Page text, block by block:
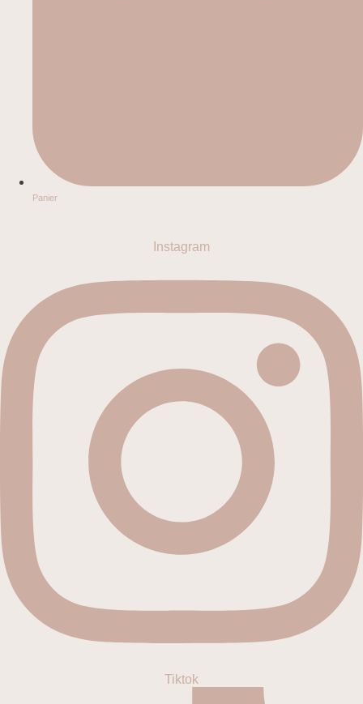
Panier
Instagram
Tiktok